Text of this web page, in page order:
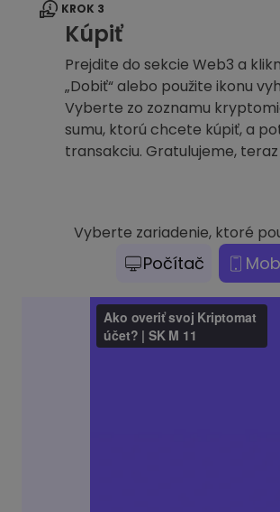
KROK 3
Kúpiť
Prejdite do sekcie Web3 a
„Dobiť“ alebo použite ikonu
Vyberte zo zoznamu
sumu, ktorú chcete kúpiť, a
transakciu. Gratulujeme,
Vyberte zariadenie, ktoré
Počítač